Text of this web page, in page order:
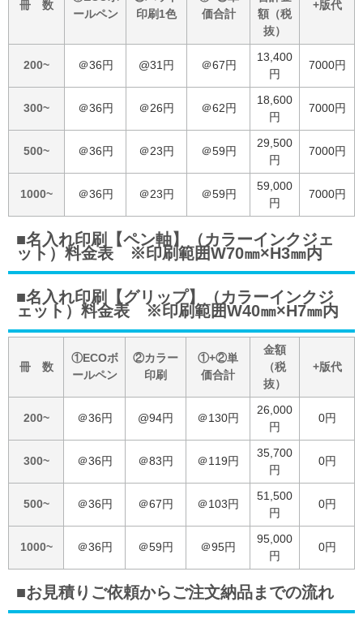
冊 数
ールペン
印刷1色
価合計
額（税
抜）
+版代
200~ ＠36円 @31円 ＠67円
13,400
円
7000円
300~ ＠36円 ＠26円 ＠62円
18,600
円
7000円
500~ ＠36円 ＠23円 ＠59円
29,500
円
7000円
1000~ ＠36円 ＠23円 ＠59円
59,000
円
7000円
■名入れ印刷【ペン軸】（カラーインクジェ
ット）料金表 ※印刷範囲W70㎜×H3㎜内
■名入れ印刷【グリップ】（カラーインクジ
ェット）料金表 ※印刷範囲W40㎜×H7㎜内
冊 数
①ECOボ
ールペン
②カラー
印刷
①+②単
価合計
金額
（税
抜）
+版代
200~ ＠36円 @94円 ＠130円
26,000
円
0円
300~ ＠36円 ＠83円 ＠119円
35,700
円
0円
500~ ＠36円 ＠67円 ＠103円
51,500
円
0円
1000~ ＠36円 ＠59円 ＠95円
95,000
円
0円
■お見積りご依頼からご注文納品までの流れ